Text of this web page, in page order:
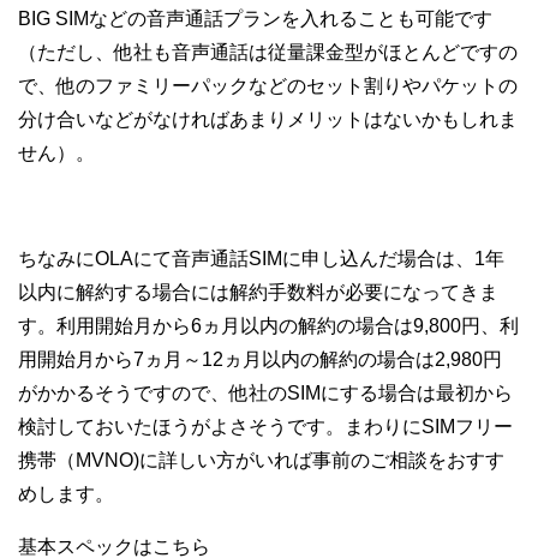
BIG SIMなどの音声通話プランを入れることも可能です
（ただし、他社も音声通話は従量課金型がほとんどですの
で、他のファミリーパックなどのセット割りやパケットの
分け合いなどがなければあまりメリットはないかもしれま
せん）。
ちなみにOLAにて音声通話SIMに申し込んだ場合は、1年
以内に解約する場合には解約手数料が必要になってきま
す。利用開始月から6ヵ月以内の解約の場合は9,800円、利
用開始月から7ヵ月～12ヵ月以内の解約の場合は2,980円
がかかるそうですので、他社のSIMにする場合は最初から
検討しておいたほうがよさそうです。まわりにSIMフリー
携帯（MVNO)に詳しい方がいれば事前のご相談をおすす
めします。
基本スペックはこちら